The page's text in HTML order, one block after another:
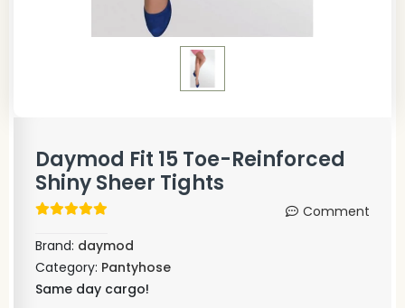
Daymod Fit 15 Toe-Reinforced
Shiny Sheer Tights
Comment
Brand: daymod
Category: Pantyhose
Same day cargo!